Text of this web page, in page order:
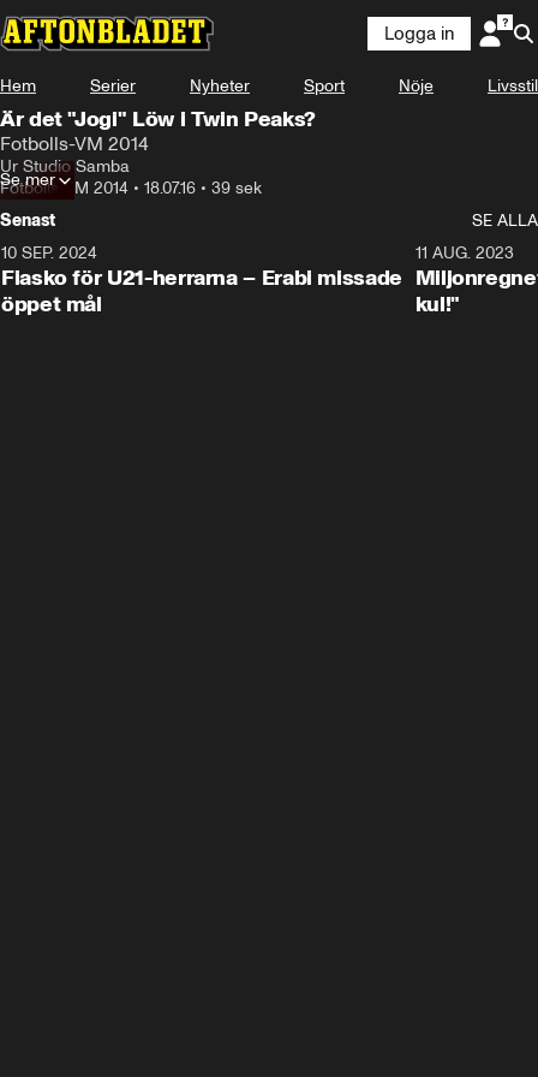
Logga in
Hem Serier Nyheter Sport Nöje Livsstil
Är det "Jogi" Löw i Twin Peaks?
Fotbolls-VM 2014
Ur Studio Samba
Fotbolls-VM 2014 • 18.07.16 • 39 sek
Se mer
Senast
SE ALLA
10 SEP. 2024
Fiasko för U21-herrarna – Erabi missade
öppet mål
11 AUG. 2023
kul!"